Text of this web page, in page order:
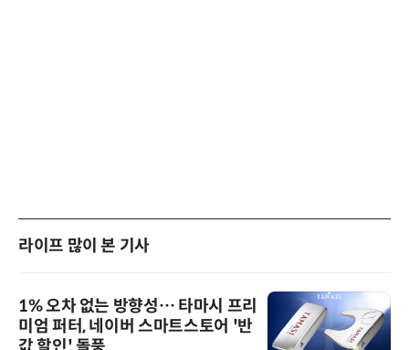
라이프 많이 본 기사
1% 오차 없는 방향성… 타마시 프리
미엄 퍼터, 네이버 스마트스토어 '반
값 할인' 돌풍